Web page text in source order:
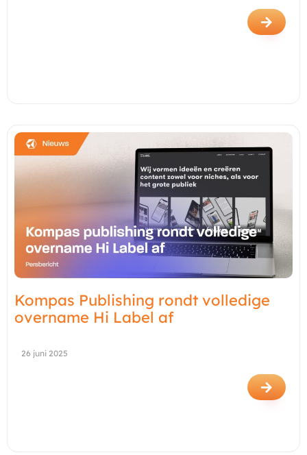
Kompas Publishing rondt volledige
overname Hi Label af
26 juni 2025